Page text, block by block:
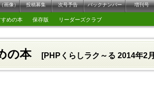
画像） 投稿募集 次号予告 バックナンバー 増刊号
すめの本 保存版 リーダーズクラブ
の本 [PHPくらしラク～る 2014年2